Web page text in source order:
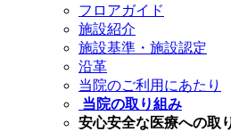
フロアガイド
施設紹介
施設基準・施設認定
沿革
当院のご利用にあたり
当院の取り組み
安心安全な医療への取